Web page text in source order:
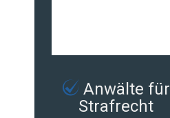
Anwälte für
Strafrecht